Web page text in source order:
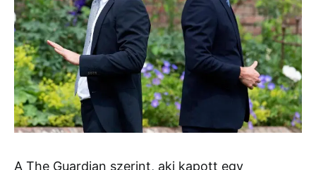
A The Guardian szerint, aki kapott egy